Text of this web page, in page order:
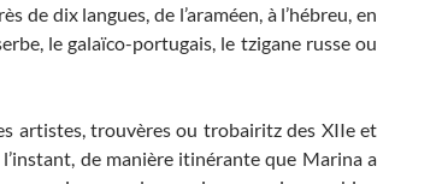
de dix langues, de l’araméen, à l’hébreu, en
le galaïco-portugais, le tzigane russe ou
artistes, trouvères ou trobairitz des XIIe et
l’instant, de manière itinérante que Marina a